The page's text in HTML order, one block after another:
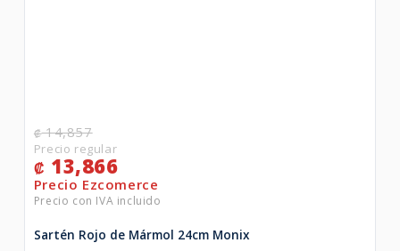
₡14,857
₡ 13,866
Sartén Rojo de Mármol 24cm Monix